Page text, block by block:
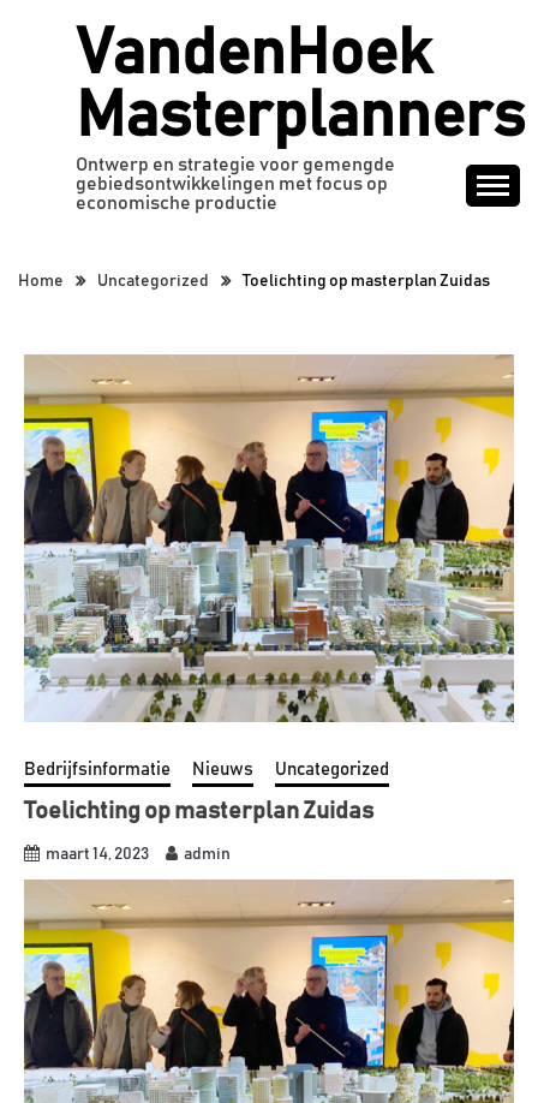
VandenHoek
Masterplanners
Ontwerp en strategie voor gemengde
gebiedsontwikkelingen met focus op
economische productie
Home Uncategorized Toelichting op masterplan Zuidas
Bedrijfsinformatie Nieuws Uncategorized
Toelichting op masterplan Zuidas
maart 14, 2023 admin